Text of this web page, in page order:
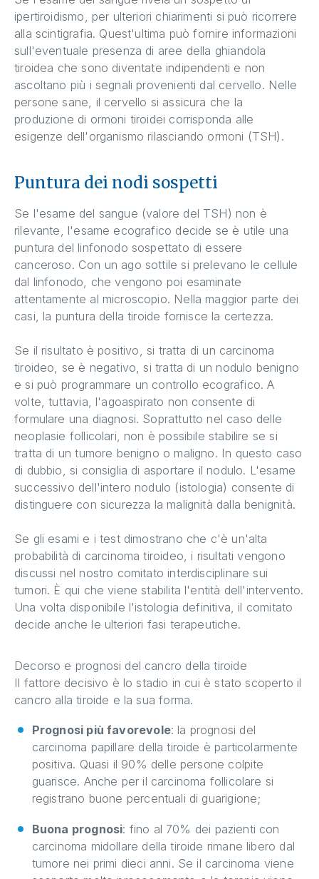
ipertiroidismo, per ulteriori chiarimenti si può ricorrere
alla scintigrafia. Quest'ultima può fornire informazioni
sull'eventuale presenza di aree della ghiandola
tiroidea che sono diventate indipendenti e non
ascoltano più i segnali provenienti dal cervello. Nelle
persone sane, il cervello si assicura che la
produzione di ormoni tiroidei corrisponda alle
esigenze dell'organismo rilasciando ormoni (TSH).
Puntura dei nodi sospetti
Se l'esame del sangue (valore del TSH) non è
rilevante, l'esame ecografico decide se è utile una
puntura del linfonodo sospettato di essere
canceroso. Con un ago sottile si prelevano le cellule
dal linfonodo, che vengono poi esaminate
attentamente al microscopio. Nella maggior parte dei
casi, la puntura della tiroide fornisce la certezza.
Se il risultato è positivo, si tratta di un carcinoma
tiroideo, se è negativo, si tratta di un nodulo benigno
e si può programmare un controllo ecografico. A
volte, tuttavia, l'agoaspirato non consente di
formulare una diagnosi. Soprattutto nel caso delle
neoplasie follicolari, non è possibile stabilire se si
tratta di un tumore benigno o maligno. In questo caso
di dubbio, si consiglia di asportare il nodulo. L'esame
successivo dell'intero nodulo (istologia) consente di
distinguere con sicurezza la malignità dalla benignità.
Se gli esami e i test dimostrano che c'è un'alta
probabilità di carcinoma tiroideo, i risultati vengono
discussi nel nostro comitato interdisciplinare sui
tumori. È qui che viene stabilita l'entità dell'intervento.
Una volta disponibile l'istologia definitiva, il comitato
decide anche le ulteriori fasi terapeutiche.
Decorso e prognosi del cancro della tiroide
Il fattore decisivo è lo stadio in cui è stato scoperto il
cancro alla tiroide e la sua forma.
Prognosi più favorevole: la prognosi del
carcinoma papillare della tiroide è particolarmente
positiva. Quasi il 90% delle persone colpite
guarisce. Anche per il carcinoma follicolare si
registrano buone percentuali di guarigione;
Buona prognosi: fino al 70% dei pazienti con
carcinoma midollare della tiroide rimane libero dal
tumore nei primi dieci anni. Se il carcinoma viene